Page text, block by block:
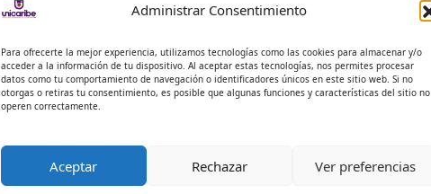
Administrar Consentimiento
Para ofrecerte la mejor experiencia, utilizamos tecnologías como las cookies para almacenar y/o
acceder a la información de tu dispositivo. Al aceptar estas tecnologías, nos permites procesar
datos como tu comportamiento de navegación o identificadores únicos en este sitio web. Si no
otorgas o retiras tu consentimiento, es posible que algunas funciones y características del sitio no
operen correctamente.
Aceptar Rechazar Ver preferencias